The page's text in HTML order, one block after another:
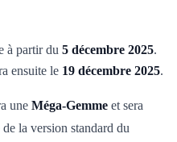
à partir du 5 décembre 2025.
ensuite le 19 décembre 2025.
une Méga-Gemme et sera
de la version standard du